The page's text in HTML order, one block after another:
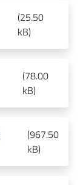
(25.50
kB)
(78.00
kB)
(967.50
kB)